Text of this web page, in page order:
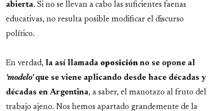
abierta. Si no se llevan a cabo las suficientes faenas
educativas, no resulta posible modificar el discurso
político.
En verdad, la así llamada oposición no se opone al
'modelo'que se viene aplicando desde hace décadas y
décadas en Argentina, a saber, el manotazo al fruto del
trabajo ajeno. Nos hemos apartado grandemente de la